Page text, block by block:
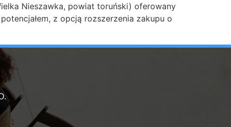
Nieszawka, powiat toruński) oferowany
z opcją rozszerzenia zakupu o